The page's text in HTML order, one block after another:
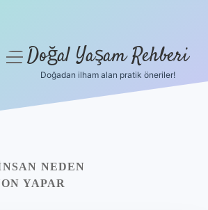
menüyüDoğal Yaşam Rehberi
Doğadan ilham alan pratik öneriler!
NEDEN
YAPAR